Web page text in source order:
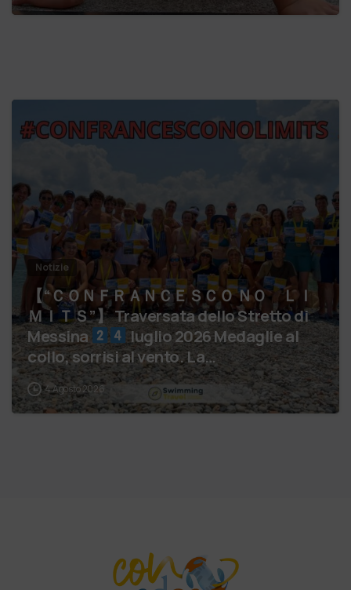
Notizie
【 “ＣＯＮＦＲＡＮＣＥＳＣＯ ＮＯ ＬＩ
ＭＩＴＳ”】 Traversata dello Stretto di
Messina
luglio 2026 Medaglie al
collo, sorrisi al vento. La…
4 Agosto 2026